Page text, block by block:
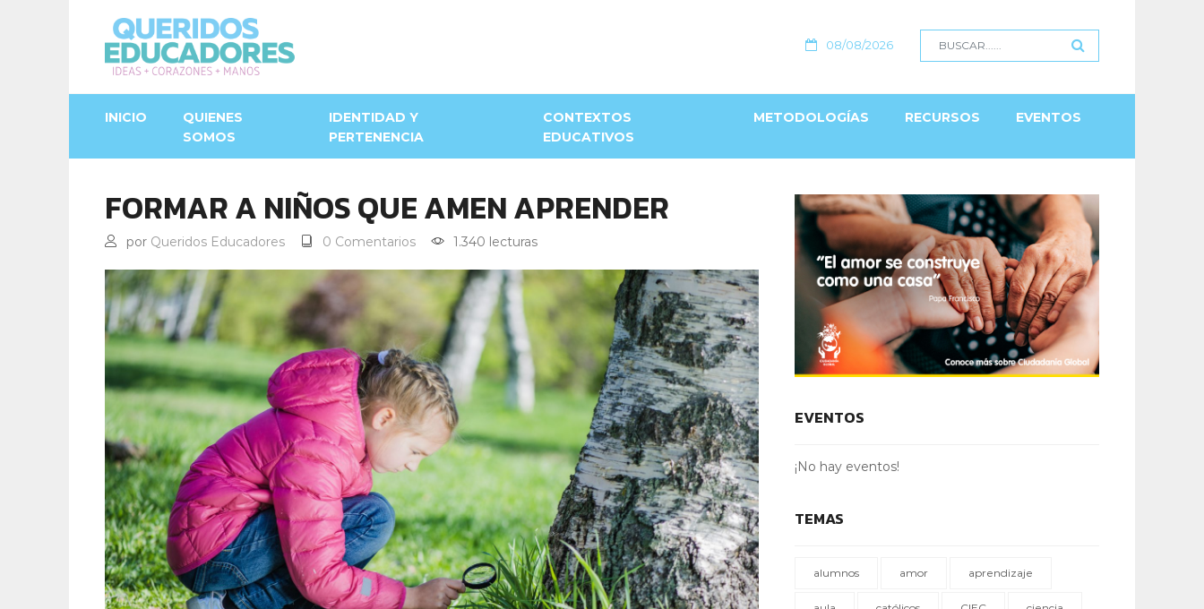
08/08/2026
INICIO
QUIENES
SOMOS
IDENTIDAD Y
PERTENENCIA
CONTEXTOS
EDUCATIVOS
METODOLOGÍAS RECURSOS EVENTOS
FORMAR A NIÑOS QUE AMEN APRENDER
por Queridos Educadores 0 Comentarios 1.340 lecturas
EVENTOS
¡No hay eventos!
TEMAS
alumnos amor aprendizaje